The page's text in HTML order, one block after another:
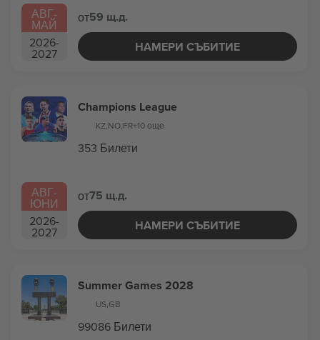
АВГ-
МАЙ
2026-
2027
от59 щ.д.
НАМЕРИ СЪБИТИЕ
АВГ-
ЮНИ
2026-
2027
Champions League
KZ,NO,FR+10 още
353 Билети
от75 щ.д.
НАМЕРИ СЪБИТИЕ
Summer Games 2028
US,GB
99086 Билети